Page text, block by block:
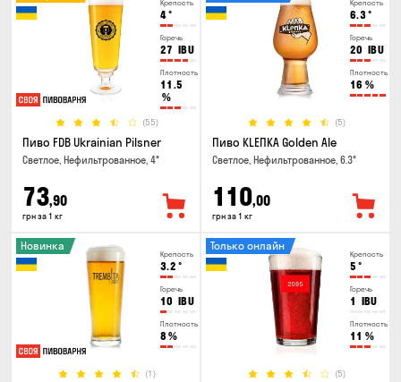
Крепость
4°
Горечь
27 IBU
Плотность
11.5
%
(55)
Пиво FDB Ukrainian Pilsner
Светлое, Нефильтрованное, 4°
73,90
грн за 1 кг
Крепость
6.3°
Горечь
20 IBU
Плотность
16 %
(5)
Пиво KLEПКА Golden Ale
Светлое, Нефильтрованное, 6.3°
110,00
грн за 1 кг
Крепость
3.2 °
Горечь
10 IBU
Плотность
8 %
(1)
Новинка
Крепость
5 °
Горечь
1 IBU
Плотность
11 %
(5)
Только онлайн